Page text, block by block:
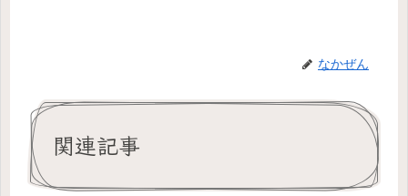
なかぜん
関連記事